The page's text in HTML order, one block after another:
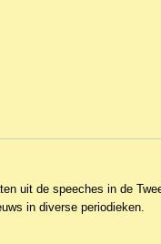
uit de speeches in de
in diverse periodieken.